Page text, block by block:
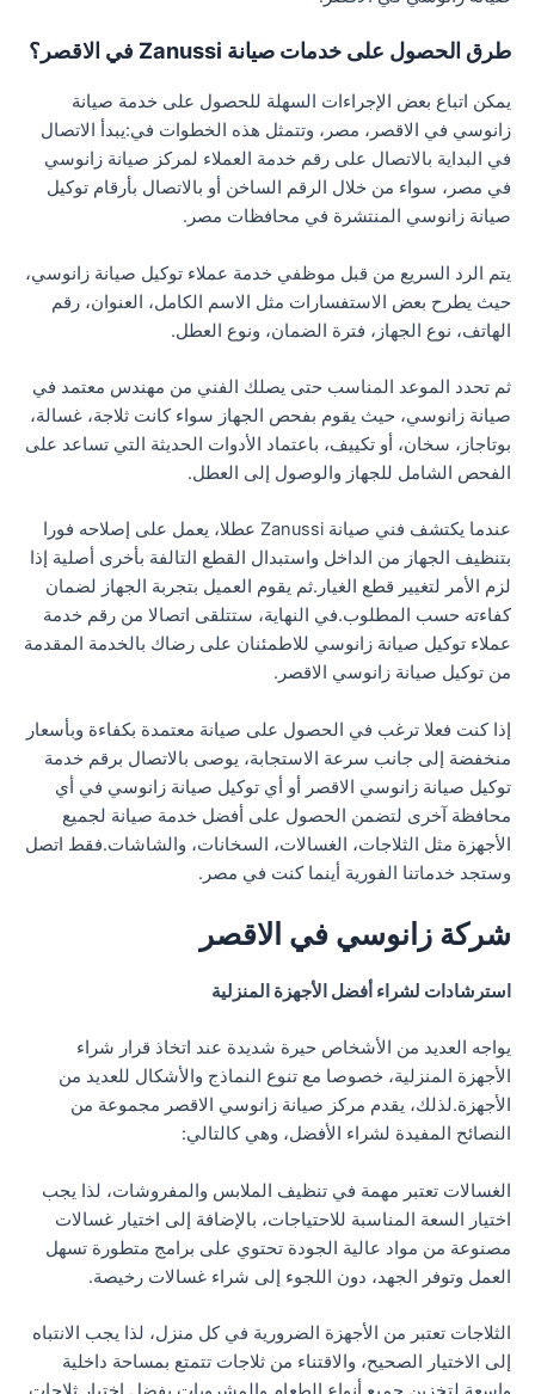
طرق الحصول على خدمات صيانة Zanussi في الاقصر؟
يمكن اتباع بعض الإجراءات السهلة للحصول على خدمة صيانة
زانوسي في الاقصر، مصر، وتتمثل هذه الخطوات في:يبدأ الاتصال
في البداية بالاتصال على رقم خدمة العملاء لمركز صيانة زانوسي
في مصر، سواء من خلال الرقم الساخن أو بالاتصال بأرقام توكيل
صيانة زانوسي المنتشرة في محافظات مصر.
يتم الرد السريع من قبل موظفي خدمة عملاء توكيل صيانة زانوسي،
حيث يطرح بعض الاستفسارات مثل الاسم الكامل، العنوان، رقم
الهاتف، نوع الجهاز، فترة الضمان، ونوع العطل.
ثم تحدد الموعد المناسب حتى يصلك الفني من مهندس معتمد في
صيانة زانوسي، حيث يقوم بفحص الجهاز سواء كانت ثلاجة، غسالة،
بوتاجاز، سخان، أو تكييف، باعتماد الأدوات الحديثة التي تساعد على
الفحص الشامل للجهاز والوصول إلى العطل.
عندما يكتشف فني صيانة Zanussi عطلا، يعمل على إصلاحه فورا
بتنظيف الجهاز من الداخل واستبدال القطع التالفة بأخرى أصلية إذا
لزم الأمر لتغيير قطع الغيار.ثم يقوم العميل بتجربة الجهاز لضمان
كفاءته حسب المطلوب.في النهاية، ستتلقى اتصالا من رقم خدمة
عملاء توكيل صيانة زانوسي للاطمئنان على رضاك بالخدمة المقدمة
من توكيل صيانة زانوسي الاقصر.
إذا كنت فعلا ترغب في الحصول على صيانة معتمدة بكفاءة وبأسعار
منخفضة إلى جانب سرعة الاستجابة، يوصى بالاتصال برقم خدمة
توكيل صيانة زانوسي الاقصر أو أي توكيل صيانة زانوسي في أي
محافظة آخرى لتضمن الحصول على أفضل خدمة صيانة لجميع
الأجهزة مثل الثلاجات، الغسالات، السخانات، والشاشات.فقط اتصل
وستجد خدماتنا الفورية أينما كنت في مصر.
شركة زانوسي في الاقصر
استرشادات لشراء أفضل الأجهزة المنزلية
يواجه العديد من الأشخاص حيرة شديدة عند اتخاذ قرار شراء
الأجهزة المنزلية، خصوصا مع تنوع النماذج والأشكال للعديد من
الأجهزة.لذلك، يقدم مركز صيانة زانوسي الاقصر مجموعة من
النصائح المفيدة لشراء الأفضل، وهي كالتالي:
الغسالات تعتبر مهمة في تنظيف الملابس والمفروشات، لذا يجب
اختيار السعة المناسبة للاحتياجات، بالإضافة إلى اختيار غسالات
مصنوعة من مواد عالية الجودة تحتوي على برامج متطورة تسهل
العمل وتوفر الجهد، دون اللجوء إلى شراء غسالات رخيصة.
الثلاجات تعتبر من الأجهزة الضرورية في كل منزل، لذا يجب الانتباه
إلى الاختيار الصحيح، والاقتناء من ثلاجات تتمتع بمساحة داخلية